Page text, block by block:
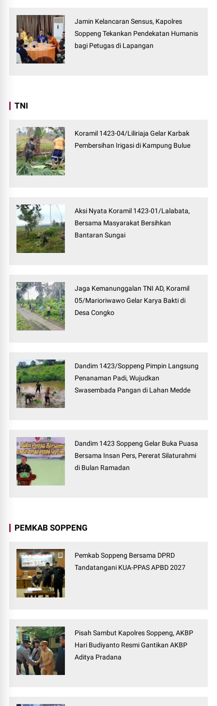
Jamin Kelancaran Sensus, Kapolres
Soppeng Tekankan Pendekatan Humanis
bagi Petugas di Lapangan
TNI
Koramil 1423-04/Liliriaja Gelar Karbak
Pembersihan Irigasi di Kampung Bulue
Aksi Nyata Koramil 1423-01/Lalabata,
Bersama Masyarakat Bersihkan
Bantaran Sungai
Jaga Kemanunggalan TNI AD, Koramil
05/Marioriwawo Gelar Karya Bakti di
Desa Congko
Dandim 1423/Soppeng Pimpin Langsung
Penanaman Padi, Wujudkan
Swasembada Pangan di Lahan Medde
Dandim 1423 Soppeng Gelar Buka Puasa
Bersama Insan Pers, Pererat Silaturahmi
di Bulan Ramadan
PEMKAB SOPPENG
Pemkab Soppeng Bersama DPRD
Tandatangani KUA-PPAS APBD 2027
Pisah Sambut Kapolres Soppeng, AKBP
Hari Budiyanto Resmi Gantikan AKBP
Aditya Pradana